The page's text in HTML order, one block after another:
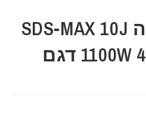
פטישון חציבה SDS-MAX 10J
1100W 40MM HUNTER דגם